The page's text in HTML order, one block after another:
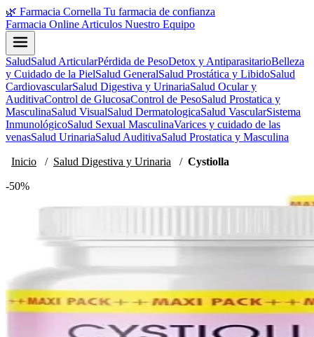
🌿 Farmacia Cornella Tu farmacia de confianza
Farmacia Online Articulos Nuestro Equipo
SaludSalud ArticularPérdida de PesoDetox y AntiparasitarioBelleza
y Cuidado de la PielSalud GeneralSalud Prostática y LibidoSalud
CardiovascularSalud Digestiva y UrinariaSalud Ocular y
AuditivaControl de GlucosaControl de PesoSalud Prostatica y
MasculinaSalud VisualSalud DermatologicaSalud VascularSistema
InmunológicoSalud Sexual MasculinaVarices y cuidado de las
venasSalud UrinariaSalud AuditivaSalud Prostatica y Masculina
Inicio / Salud Digestiva y Urinaria / Cystiolla
-50%